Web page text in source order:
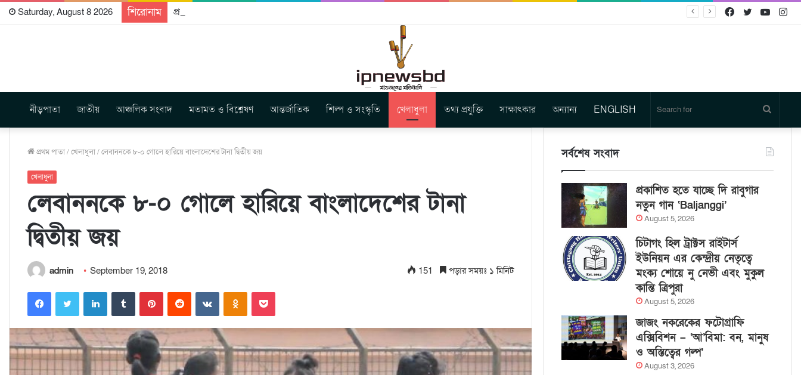
Saturday, August 8 2026 শিরোনাম প্রকাশিত হতে যাচ্ছে দি রাবুগার নতুন গান ‘Baljanggi’ Twitter
Facebook
নীড়পাতা জাতীয় আঞ্চলিক সংবাদ মতামত ও বিশ্লেষণ আন্তর্জাতিক শিল্প ও সংস্কৃতি খেলাধুলা তথ্য প্রযুক্তি সাক্ষাৎকার অন্যান্য ENGLISH
for
প্রথম পাতা/খেলাধুলা/লেবাননকে ৮-০ গোলে হারিয়ে বাংলাদেশের টানা দ্বিতীয় জয়
খেলাধুলা
লেবাননকে ৮-০ গোলে হারিয়ে বাংলাদেশের টানা
দ্বিতীয় জয়
admin September 19, 2018 151 পড়ার সময়ঃ ১ মিনিট
সর্বশেষ সংবাদ
প্রকাশিত হতে যাচ্ছে দি রাবুগার
নতুন গান ‘Baljanggi’
August 5, 2026
চিটাগং হিল ট্রাক্টস রাইটার্স
ইউনিয়ন এর কেন্দ্রীয় নেতৃত্বে
মংক্য শোয়ে নু নেভী এবং মুকুল
কান্তি ত্রিপুরা
August 5, 2026
জাজং নকরেকের ফটোগ্রাফি
এক্সিবিশন – ‘আ’বিমা: বন, মানুষ
ও অস্তিত্বের গল্প’
August 3, 2026